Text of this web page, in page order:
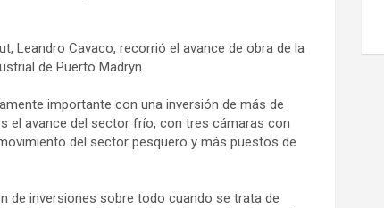
Leandro Cavaco, recorrió el avance de obra de la
de Puerto Madryn.
importante con una inversión de más de
el avance del sector frío, con tres cámaras con
del sector pesquero y más puestos de
de inversiones sobre todo cuando se trata de